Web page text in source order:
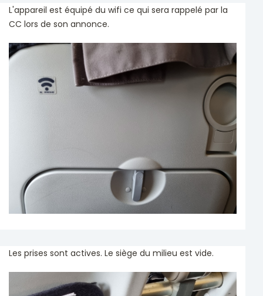
L'appareil est équipé du wifi ce qui sera rappelé par la
CC lors de son annonce.
Les prises sont actives. Le siège du milieu est vide.